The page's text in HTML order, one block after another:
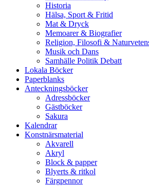
Historia
Hälsa, Sport & Fritid
Mat & Dryck
Memoarer & Biografier
Religion, Filosofi &
Musik och Dans
Samhälle Politik Debatt
Lokala Böcker
Paperblanks
Anteckningsböcker
Adressböcker
Gästböcker
Sakura
Kalendrar
Konstnärsmaterial
Akvarell
Akryl
Block & papper
Blyerts & ritkol
Färgpennor